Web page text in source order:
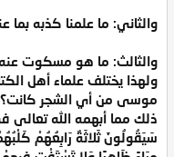
والثاني: ما علمنا كذبه بما
والثالث: ما هو مسكوت عنه
ولهذا يختلف علماء أهل
موسى من أي الشجر كانت؟
ذلك مما أبهمه الله تعالى
سَيَقُولُونَ ثَلاثَةٌ رَابِعُهُمْ